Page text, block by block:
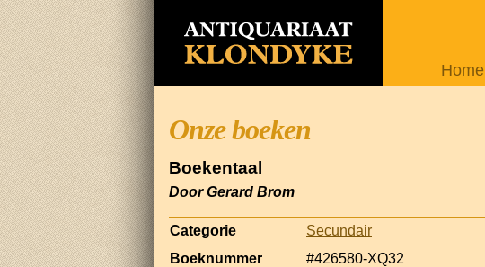
Home
Onze boeken
Boekentaal
Door Gerard Brom
Categorie
Secundair
Boeknummer
#426580-XQ32